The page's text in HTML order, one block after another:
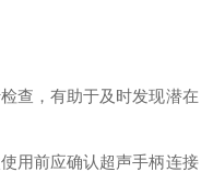
查，有助于及时发现潜在
用前应确认超声手柄连接